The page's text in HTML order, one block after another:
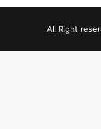
All Right